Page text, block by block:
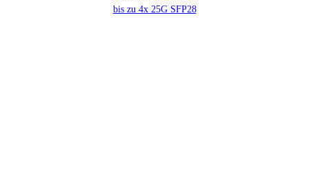
bis zu 4x 25G SFP28